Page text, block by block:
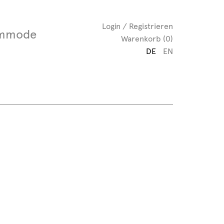
Login / Registrieren
Warenkorb (0)
DE
EN